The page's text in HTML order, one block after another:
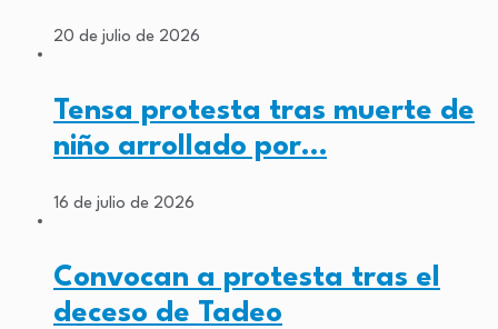
20 de julio de 2026
Tensa protesta tras muerte de
niño arrollado por…
16 de julio de 2026
Convocan a protesta tras el
deceso de Tadeo